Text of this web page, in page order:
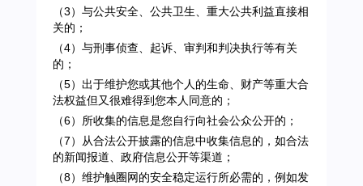
（3）与公共安全、公共卫生、重大公共利益直接相
关的；
（4）与刑事侦查、起诉、审判和判决执行等有关
的；
（5）出于维护您或其他个人的生命、财产等重大合
法权益但又很难得到您本人同意的；
（6）所收集的信息是您自行向社会公众公开的；
（7）从合法公开披露的信息中收集信息的，如合法
的新闻报道、政府信息公开等渠道；
（8）维护触圈网的安全稳定运行所必需的，例如发